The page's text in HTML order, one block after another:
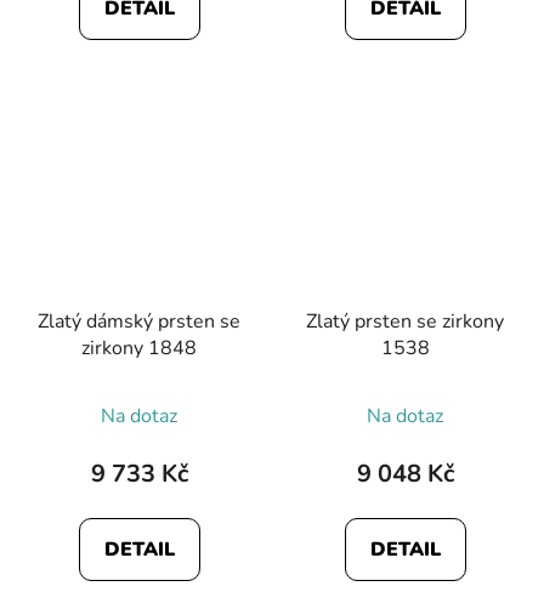
DETAIL
z
DETAIL
Zlatý dámský prsten se
zirkony 1848
hodnocení
produktu
5,0
z
Na dotaz
9 733 Kč
DETAIL
Zlatý prsten se zirkony
1538
Na dotaz
9 048 Kč
DETAIL